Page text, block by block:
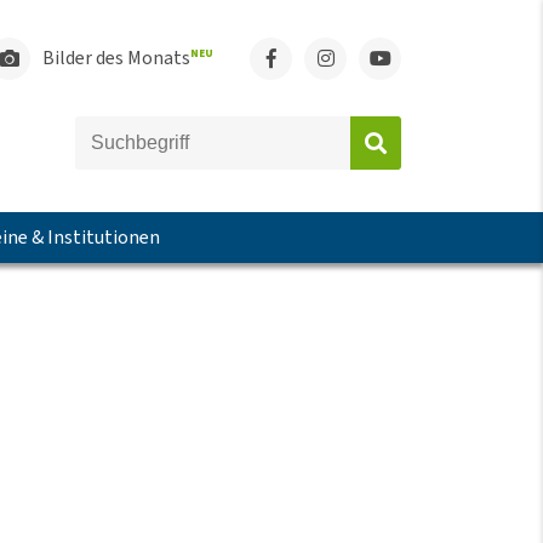
Bilder des MonatsNEU
& Institutionen